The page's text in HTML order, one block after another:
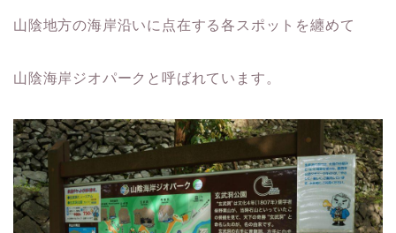
山陰地方の海岸沿いに点在する各スポットを纏めて
山陰海岸ジオパークと呼ばれています。